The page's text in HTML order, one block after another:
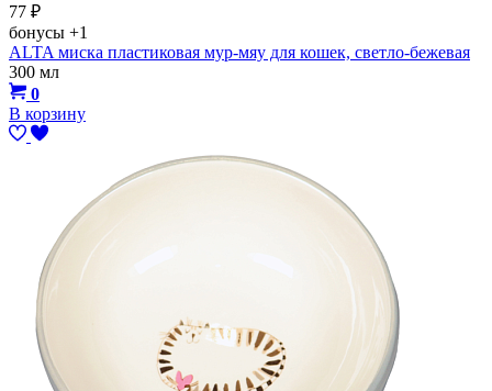
77 ₽
бонусы +1
ALTA миска пластиковая мур-мяу для кошек, светло-бежевая
300 мл
0
В корзину